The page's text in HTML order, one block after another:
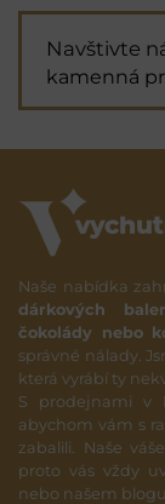
Navštivte
kamenná
Naše nabídka
dárkových
čokolády nebo
správné nálady.
která vyrábí ty
S prodejnami v
abychom vám s
zabalili. Naše
proto vás vždy
nebo našem blogu